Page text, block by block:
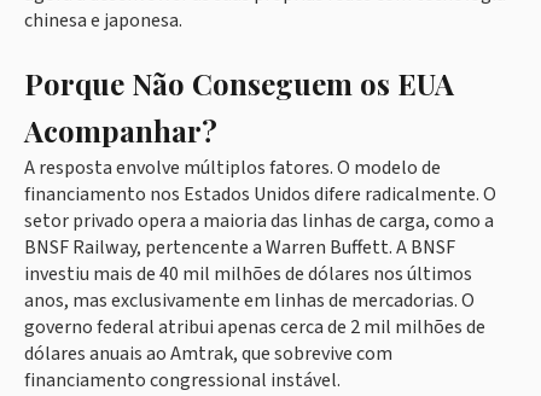
chinesa e japonesa.
Porque Não Conseguem os EUA
Acompanhar?
A resposta envolve múltiplos fatores. O modelo de
financiamento nos Estados Unidos difere radicalmente. O
setor privado opera a maioria das linhas de carga, como a
BNSF Railway, pertencente a Warren Buffett. A BNSF
investiu mais de 40 mil milhões de dólares nos últimos
anos, mas exclusivamente em linhas de mercadorias. O
governo federal atribui apenas cerca de 2 mil milhões de
dólares anuais ao Amtrak, que sobrevive com
financiamento congressional instável.